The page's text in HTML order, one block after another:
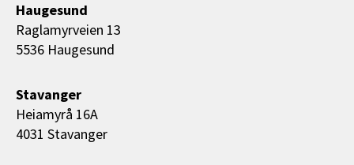
Haugesund
Raglamyrveien 13
5536 Haugesund
Stavanger
Heiamyrå 16A
4031 Stavanger